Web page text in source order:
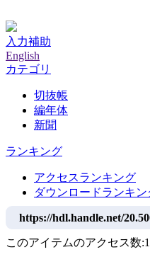
入力補助
English
カテゴリ
切抜帳
編年体
新聞
ランキング
アクセスランキング
ダウンロードランキン
https://hdl.handle.net/
このアイテムのアクセス数: